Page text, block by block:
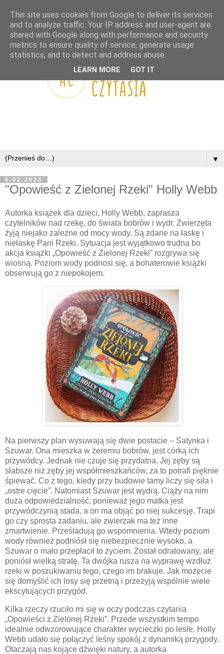
▼
6.02.2023
"Opowieść z Zielonej Rzeki" Holly Webb
Autorka książek dla dzieci, Holly Webb, zaprasza
czytelników nad rzekę, do świata bobrów i wydr. Zwierzęta
żyją niejako zależne od mocy wody. Są zdane na łaskę i
niełaskę Pani Rzeki. Sytuacja jest wyjątkowo trudna bo
akcja książki „Opowieść z Zielonej Rzeki” rozgrywa się
wiosną. Poziom wody podnosi się, a bohaterowie książki
obserwują go z niepokojem.
Na pierwszy plan wysuwają się dwie postacie – Satynka i
Szuwar. Ona mieszka w żeremiu bobrów, jest córką ich
przywódcy. Jednak nie czuje się przydatna. Jej zęby są
słabsze niż zęby jej współmieszkańców, za to potrafi pięknie
śpiewać. Co z tego, kiedy przy budowie tamy liczy się siła i
„ostre cięcie”. Natomiast Szuwar jest wydrą. Ciąży na nim
duża odpowiedzialność, ponieważ jego matka jest
przywódczynią stada, a on ma objąć po niej sukcesję. Trapi
go czy sprosta zadaniu, ale zwierzak ma też inne
zmartwienie. Prześladują go wspomnienia. Wtedy poziom
wody również podniósł się niebezpiecznie wysoko, a
Szuwar o mało przepłacił to życiem. Został odratowany, ale
poniósł wielką stratę. Ta dwójka rusza na wyprawę wzdłuż
rzeki w poszukiwaniu tego, czego im brakuje. Jak możecie
się domyślić ich losy się przetną i przeżyją wspólnie wiele
ekscytujących przygód.
Kilka rzeczy rzuciło mi się w oczy podczas czytania
„Opowieści z Zielonej Rzeki”. Przede wszystkim tempo
idealnie odwzorowujące charakter wycieczki po lesie. Holly
Webb udało się połączyć leśny spokój z dynamiką przygody.
Otaczają nas kojące dźwięki natury, a autorka
This site uses cookies from Google to deliver its services
and to analyze traffic. Your IP address and user-agent are
shared with Google along with performance and security
metrics to ensure quality of service, generate usage
statistics, and to detect and address abuse.
LEARN MORE GOT IT